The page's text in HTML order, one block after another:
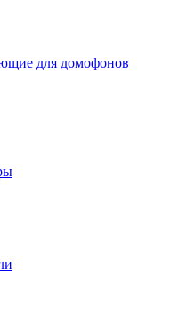
для домофонов